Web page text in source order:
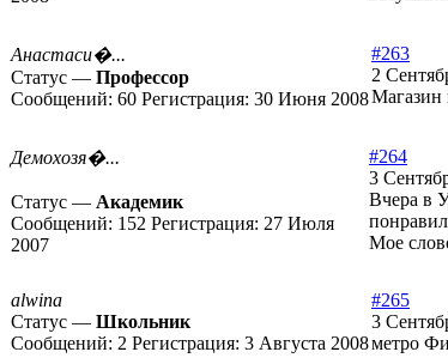
Анастаси�...
Статус — Профессор
Сообщений: 60 Регистрация: 30 Июня 2008
#263
2
Магазин
Демохозя�...
Статус — Академик
Сообщений: 152 Регистрация: 27 Июля
2007
#264
3
Вчера в
Мое
alwina
Статус — Школьник
Сообщений: 2 Регистрация: 3 Августа 2008
#265
3
метро